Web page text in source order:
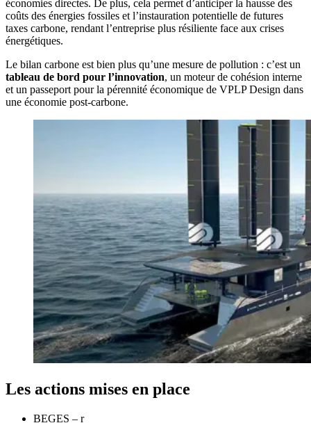
économies directes. De plus, cela permet d’anticiper la hausse des
coûts des énergies fossiles et l’instauration potentielle de futures
taxes carbone, rendant l’entreprise plus résiliente face aux crises
énergétiques.
Le bilan carbone est bien plus qu’une mesure de pollution : c’est un
tableau de bord pour l’innovation, un moteur de cohésion interne
et un passeport pour la pérennité économique de VPLP Design dans
une économie post-carbone.
Les actions mises en place
BEGES – r